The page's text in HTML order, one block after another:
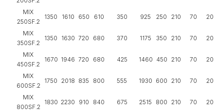
MIX
250SF.2
1350 1610 650 610 350 925 250 210 70 200
MIX
350SF.2
1350 1630 720 680 370 1175 350 210 70 200
MIX
450SF.2
1670 1946 720 680 425 1460 450 210 70 200
MIX
600SF.2
1750 2018 835 800 555 1930 600 210 70 200
MIX
800SF.2
1830 2230 910 840 675 2515 800 210 70 200